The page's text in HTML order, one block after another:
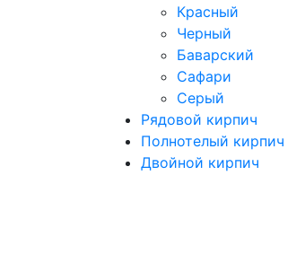
Красный
Черный
Баварский
Сафари
Серый
Рядовой кирпич
Полнотелый кирпич
Двойной кирпич